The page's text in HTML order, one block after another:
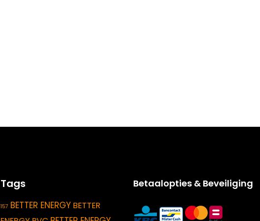
Tags
157 BETTER ENERGY BETTER
Betaalopties & Beveiliging